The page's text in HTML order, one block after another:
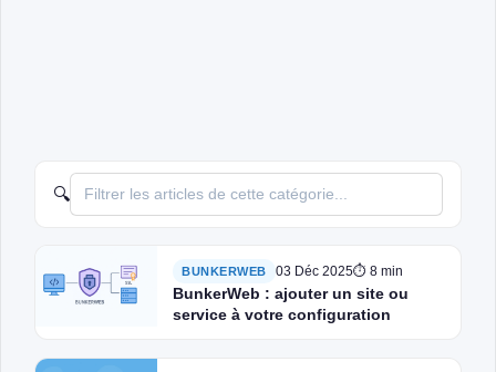
🔍
BUNKERWEB 03 Déc 2025⏱ 8 min
BunkerWeb : ajouter un site ou
service à votre configuration